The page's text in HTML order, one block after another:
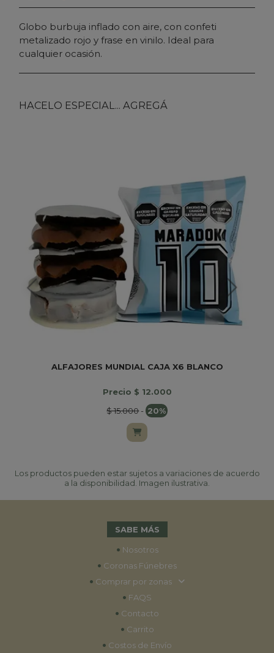
Globo burbuja inflado con aire, con confeti
metalizado rojo y frase en vinilo. Ideal para
cualquier ocasión.
HACELO ESPECIAL... AGREGÁ
ALFAJORES MUNDIAL CAJA X6 BLANCO
Precio $ 12.000
$ 15.000- 20%
Los productos pueden estar sujetos a variaciones de acuerdo
a la disponibilidad. Imagen ilustrativa.
SABE MÁS
• Nosotros
• Coronas Fúnebres
• Comprar por zonas
• FAQS
• Contacto
• Carrito
• Costos de Envío